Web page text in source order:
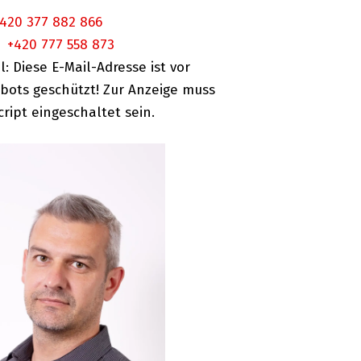
377 882 866
+420 777 558 873
Diese E-Mail-Adresse ist vor
geschützt! Zur Anzeige muss
eingeschaltet sein.